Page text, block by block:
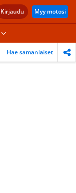
Kirjaudu Myy motosi
Hae samanlaiset